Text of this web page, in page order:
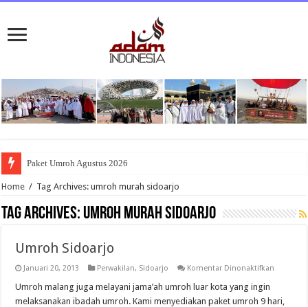
Paket Umroh Agustus 2026
Home / Tag Archives: umroh murah sidoarjo
Tag Archives: umroh murah sidoarjo
Umroh Sidoarjo
Januari 20, 2013 Perwakilan, Sidoarjo Komentar Dinonaktifkan
Umroh malang juga melayani jama’ah umroh luar kota yang ingin
melaksanakan ibadah umroh. Kami menyediakan paket umroh 9 hari,